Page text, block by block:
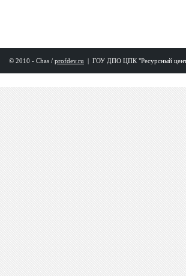
© 2010 - Chas / profdev.ru | ГОУ ДПО ЦПК "Ресурсный